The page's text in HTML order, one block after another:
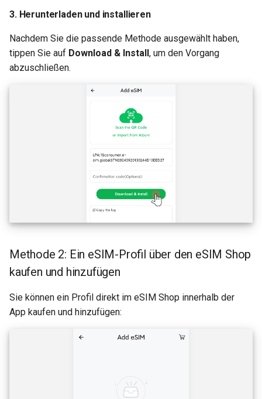
3. Herunterladen und installieren
Nachdem Sie die passende Methode ausgewählt haben,
tippen Sie auf Download & Install , um den Vorgang
abzuschließen.
Methode 2: Ein eSIM-Profil über den eSIM Shop
kaufen und hinzufügen
Sie können ein Profil direkt im eSIM Shop innerhalb der
App kaufen und hinzufügen: